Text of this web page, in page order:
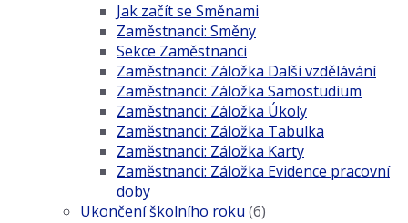
Jak začít se Směnami
Zaměstnanci: Směny
Sekce Zaměstnanci
Zaměstnanci: Záložka Další vzdělávání
Zaměstnanci: Záložka Samostudium
Zaměstnanci: Záložka Úkoly
Zaměstnanci: Záložka Tabulka
Zaměstnanci: Záložka Karty
Zaměstnanci: Záložka Evidence pracovní
doby
Ukončení školního roku (6)